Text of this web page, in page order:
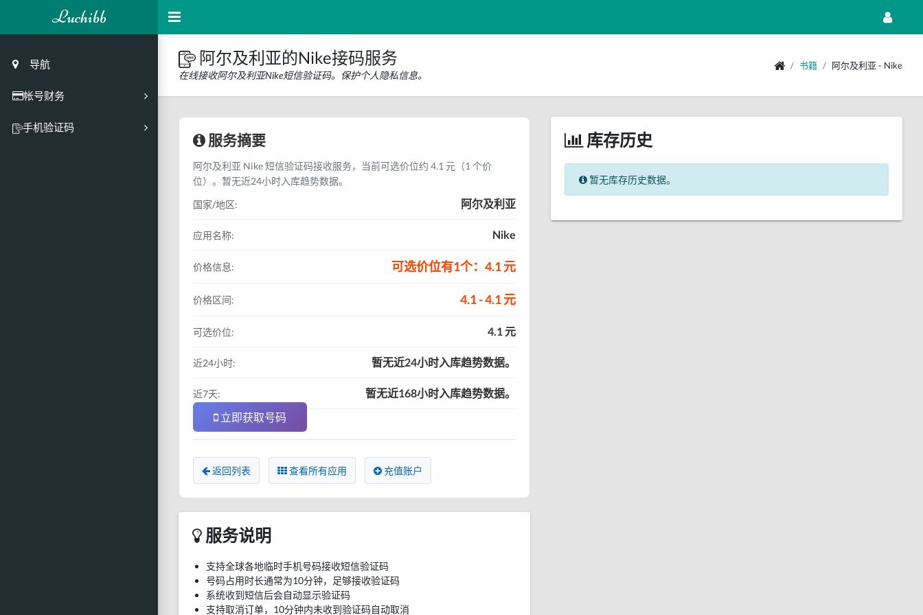
Luchibb
导航
帐号财务
充值
手机验证码
阿尔及利亚的Nike接码服务
在线接收阿尔及利亚Nike短信验证码。保护个人隐私信息。
书籍 阿尔及利亚 - Nike
服务摘要
阿尔及利亚 Nike 短信验证码接收服务，当前可选价位约 4.1 元（1 个价
位）。暂无近24小时入库趋势数据。
国家/地区:
阿尔及利亚
应用名称: Nike
价格信息: 可选价位有1个：4.1 元
价格区间: 4.1 - 4.1 元
可选价位: 4.1 元
近24小时: 暂无近24小时入库趋势数据。
近7天:
暂无近168小时入库趋势数据。
立即获取号码
返回列表 查看所有应用 充值账户
服务说明
支持全球各地临时手机号码接收短信验证码
号码占用时长通常为10分钟，足够接收验证码
系统收到短信后会自动显示验证码
支持取消订单，10分钟内未收到验证码自动取消
库存历史
暂无库存历史数据。